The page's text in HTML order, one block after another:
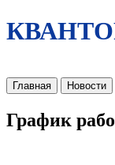
Главная Новости
График